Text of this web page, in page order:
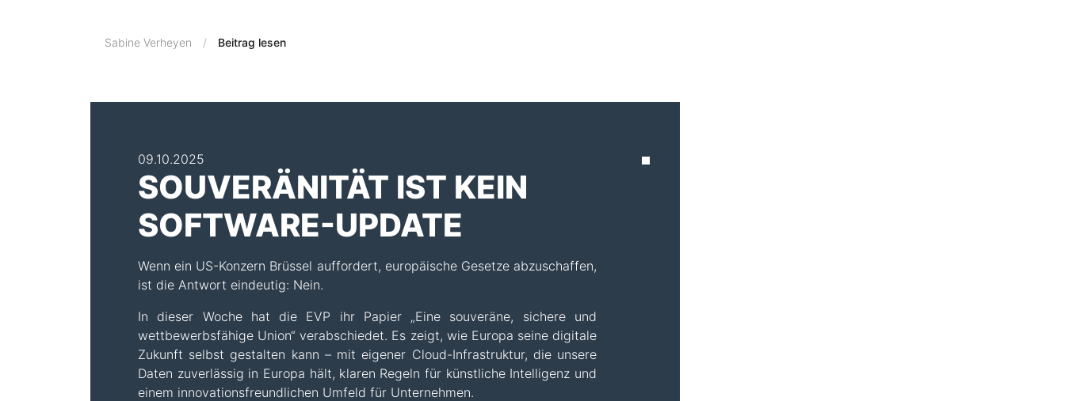
Sabine Verheyen Beitrag lesen
09.10.2025
SOUVERÄNITÄT IST KEIN
SOFTWARE-UPDATE
Wenn ein US-Konzern Brüssel auffordert, europäische Gesetze abzuschaffen,
ist die Antwort eindeutig: Nein.
In dieser Woche hat die EVP ihr Papier „Eine souveräne, sichere und
wettbewerbsfähige Union“ verabschiedet. Es zeigt, wie Europa seine digitale
Zukunft selbst gestalten kann – mit eigener Cloud-Infrastruktur, die unsere
Daten zuverlässig in Europa hält, klaren Regeln für künstliche Intelligenz und
einem innovationsfreundlichen Umfeld für Unternehmen.